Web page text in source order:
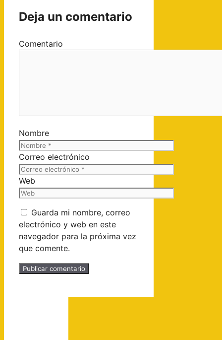
Deja un comentario
Comentario
Nombre
Correo electrónico
Web
Guarda mi nombre, correo
electrónico y web en este
navegador para la próxima vez
que comente.